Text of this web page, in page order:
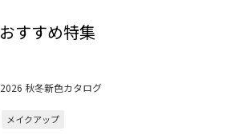
おすすめ特集
2026 秋冬新色カタログ
メイクアップ